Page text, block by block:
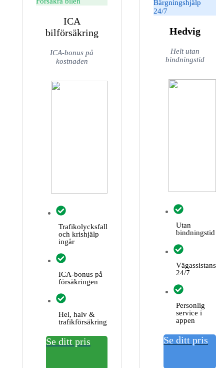
ICA
bilförsäkring
ICA-bonus på
kostnaden
Trafikolycksfall
och krishjälp
ingår
ICA-bonus på
försäkringen
Hel, halv &
trafikförsäkring
Se ditt pris
Bärgningshjälp
24/7
Hedvig
Helt utan
bindningstid
Utan
bindningstid
Vägassistans
24/7
Personlig
service i
appen
Se ditt pris